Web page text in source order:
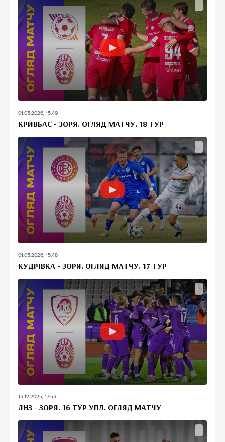
01.03.2026, 15:49
КРИВБАС - ЗОРЯ. ОГЛЯД МАТЧУ. 18 ТУР
01.03.2026, 15:48
КУДРІВКА - ЗОРЯ. ОГЛЯД МАТЧУ. 17 ТУР
13.12.2025, 17:53
ЛНЗ - ЗОРЯ. 16 ТУР УПЛ. ОГЛЯД МАТЧУ